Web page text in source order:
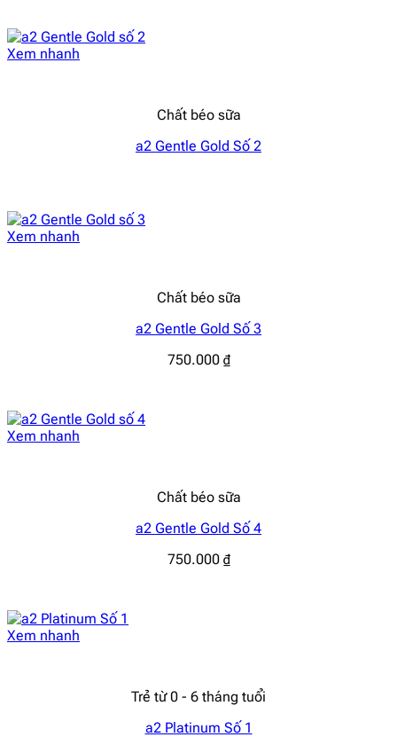
Xem nhanh
Chất béo sữa
a2 Gentle Gold Số 2
Xem nhanh
Chất béo sữa
a2 Gentle Gold Số 3
750.000 ₫
Xem nhanh
Chất béo sữa
a2 Gentle Gold Số 4
750.000 ₫
Xem nhanh
Trẻ từ 0 - 6 tháng tuổi
a2 Platinum Số 1